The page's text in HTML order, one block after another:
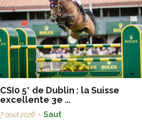
CSI0 5* de Dublin : la Suisse
excellente 3e ...
7 août 2026 • Saut